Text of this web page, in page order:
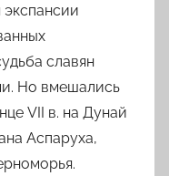
славян
Но вмешались
VII в. на Дунай
Аспаруха,